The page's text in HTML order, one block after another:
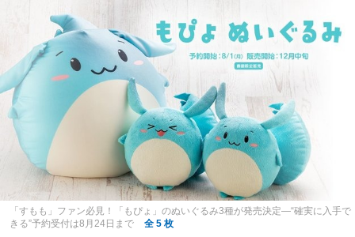
「すもも」ファン必見！「もぴょ」のぬいぐるみ3種が発売決定―“確実に入手で
きる”予約受付は8月24日まで
全 5 枚